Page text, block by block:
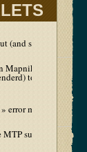
(and stderr) in
Mapnik tiles
to 19
message at
sur Fedora